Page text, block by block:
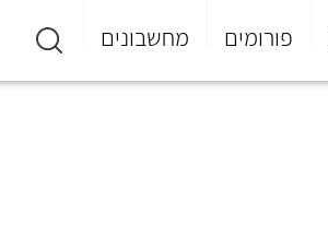
פורומים מחשבונים